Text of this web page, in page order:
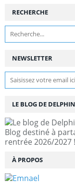
NEWSLETTER
RECHERCHE
LE BLOG DE
Blog destiné à
rentrée 2026/2027 !
À PROPOS